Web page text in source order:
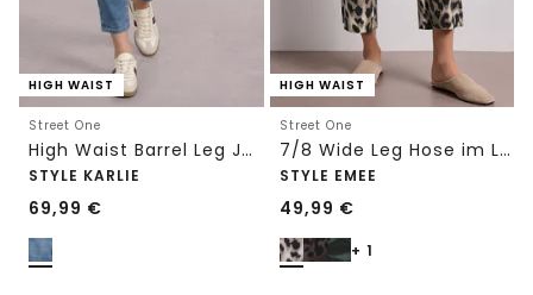
HIGH WAIST
Street One
High Waist Barrel Leg Jeans im Loose Fit
STYLE KARLIE
69,99 €
HIGH WAIST
Street One
7/8 Wide Leg Hose im Loose Fit mit Print
STYLE EMEE
49,99 €
+ 1